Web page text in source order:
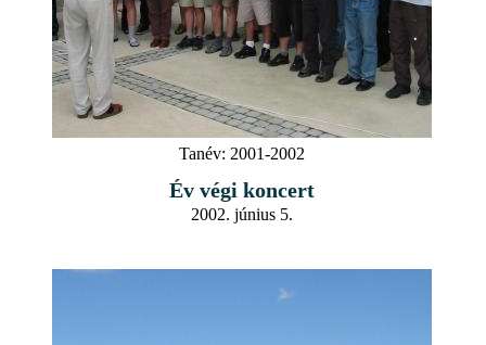
Tanév: 2001-2002
Év végi koncert
2002. június 5.